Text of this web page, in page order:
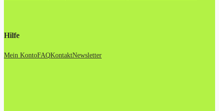
Hilfe
Mein KontoFAQKontaktNewsletter